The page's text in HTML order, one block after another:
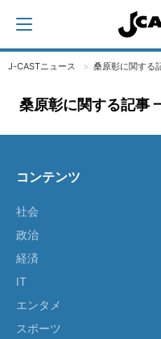
J-CASTニュース 桑原彰に関する
桑原彰に関する記事
コンテンツ
社会
政治
経済
IT
エンタメ
スポーツ